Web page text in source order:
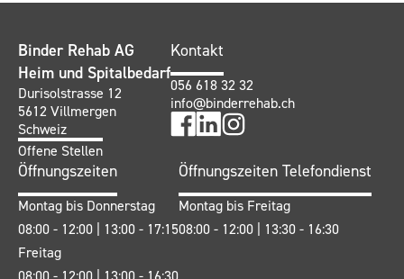
Binder Rehab AG
Heim und Spitalbedarf
Durisolstrasse 12
5612 Villmergen
Schweiz
Offene Stellen
Kontakt
056 618 32 32
info@binderrehab.ch
Öffnungszeiten
Montag bis Donnerstag
08:00 - 12:00 | 13:00 - 17:15
Freitag
08:00 - 12:00 | 13:00 - 16:30
Öffnungszeiten Telefondienst
Montag bis Freitag
08:00 - 12:00 | 13:30 - 16:30